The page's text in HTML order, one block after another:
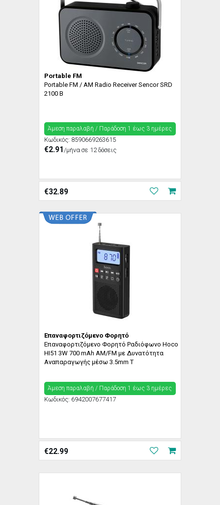
Portable FM
Portable FM / AM Radio Receiver Sencor SRD
2100 B
Άμεση παραλαβή / Παράδoση 1 έως 3 ημέρες
Κωδικός: 8590669263615
€2.91 /μήνα σε 12 δόσεις
€32.89
Επαναφορτιζόμενο Φορητό
Επαναφορτιζόμενο Φορητό Ραδιόφωνο Hoco
HI51 3W 700 mAh AM/FM με Δυνατότητα
Αναπαραγωγής μέσω 3.5mm T
Άμεση παραλαβή / Παράδoση 1 έως 3 ημέρες
Κωδικός: 6942007677417
€22.99